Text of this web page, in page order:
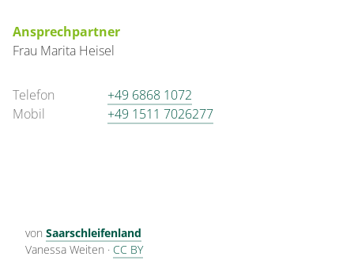
Ansprechpartner
Frau Marita Heisel
Telefon
+49 6868 1072
Mobil
+49 1511 7026277
von Saarschleifenland
Vanessa Weiten · CC BY